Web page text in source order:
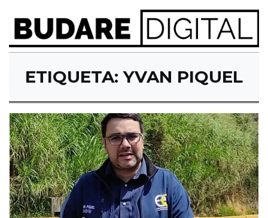
ETIQUETA:YVAN PIQUEL